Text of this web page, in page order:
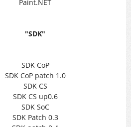
Paint.NET
"SDK"
SDK CoP
SDK CoP patch 1.0
SDK CS
SDK CS up0.6
SDK SoC
SDK Patch 0.3